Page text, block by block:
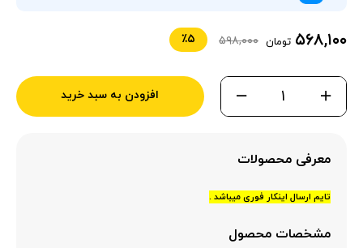
۵۶۸,۱۰۰ تومان ۵۹۸,۰۰۰ ٪۵
افزودن به سبد خرید
معرفی محصولات
تایم ارسال اینکار فوری میباشد .
مشخصات محصول